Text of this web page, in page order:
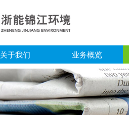
关于我们 业务概览